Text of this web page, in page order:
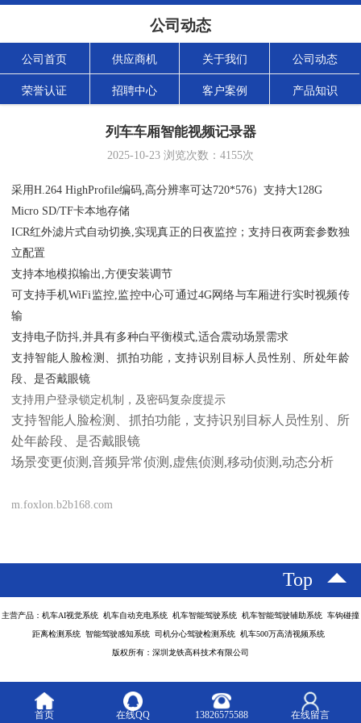
公司动态
公司首页 供应商机 关于我们 公司动态
荣誉认证 招聘中心 客户案例 产品知识
列车车厢智能视频记录器
2025-10-23 浏览次数： 4155次
采用H.264 HighProfile编码 ,高分辨率可达720*576）支持大128G
Micro SD/TF卡本地存储
ICR红外滤片式自动切换 实现真正的日夜监控；支持日夜两套参数独
立配置
支持本地模拟输出 ,方便安装调节
可支持手机WiFi监控 监控中心可通过4G网络与车厢进行实时视频传
输
支持电子防抖 ,并具有多种白平衡模式 ,适合震动场景需求
支持智能人脸检测、抓拍功能，支持识别目标人员性别、所处年龄
段、是否戴眼镜
支持用户登录锁定机制，及密码复杂度提示
支持智能人脸检测、抓拍功能，支持识别目标人员性别、所
处年龄段、是否戴眼镜
场景变更侦测 ,音频异常侦测 ,虚焦侦测 ,移动侦测 ,动态分析
m.foxlon.b2b168.com
Top
主营产品：机车AI视觉系统 机车自动充电系统 机车智能驾驶系统 机车智能驾驶辅助系统 车钩碰撞
距离检测系统 智能驾驶感知系统 司机分心驾驶检测系统 机车500万高清视频系统
版权所有：深圳龙铁高科技术有限公司
首页 在线QQ 13826575588 在线留言